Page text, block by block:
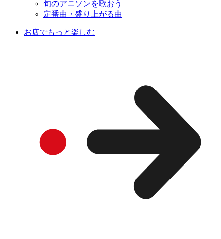
旬のアニソンを歌おう
定番曲・盛り上がる曲
お店でもっと楽しむ